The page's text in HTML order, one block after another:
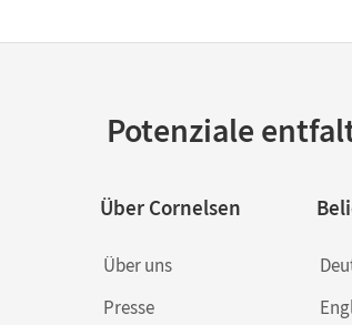
Potenziale
Über Cornelsen
Über uns
Presse